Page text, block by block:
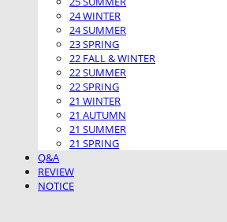
24 WINTER
24 SUMMER
23 SPRING
22 FALL & WINTER
22 SUMMER
22 SPRING
21 WINTER
21 AUTUMN
21 SUMMER
21 SPRING
Q&A
REVIEW
NOTICE